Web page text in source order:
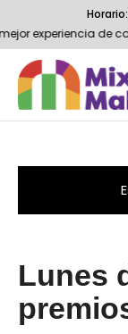
experiencia de
Lunes